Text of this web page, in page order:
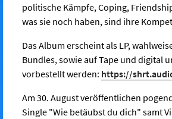
politische Kämpfe, Coping,
was sie noch haben, sind ihre
Das Album erscheint als LP,
Bundles, sowie auf Tape und digital
vorbestellt werden: https://
Am 30. August veröffentlichen
Single "Wie betäubst du dich" samt